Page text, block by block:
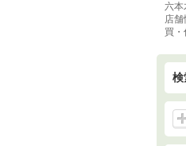
六本
店
買
検